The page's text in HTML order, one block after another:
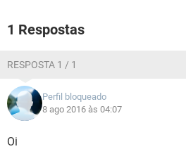
1 Respostas
RESPOSTA 1 / 1
Perfil bloqueado
8 ago 2016 às 04:07
Oi